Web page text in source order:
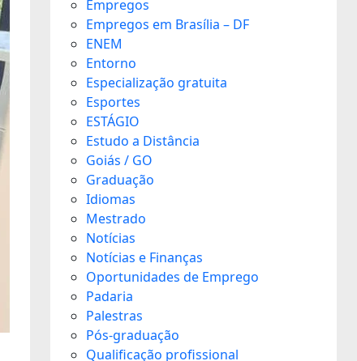
Empregos
Empregos em Brasília – DF
ENEM
Entorno
Especialização gratuita
Esportes
ESTÁGIO
Estudo a Distância
Goiás / GO
Graduação
Idiomas
Mestrado
Notícias
Notícias e Finanças
Oportunidades de Emprego
Padaria
Palestras
Pós-graduação
Qualificação profissional